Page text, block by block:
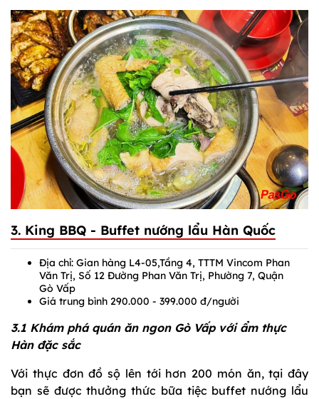
3. King BBQ - Buffet nướng lẩu Hàn Quốc
Địa chỉ: Gian hàng L4-05,Tầng 4, TTTM Vincom Phan
Văn Trị, Số 12 Đường Phan Văn Trị, Phường 7, Quận
Gò Vấp
Giá trung bình 290.000 - 399.000 đ/người
3.1 Khám phá quán ăn ngon Gò Vấp với ẩm thực
Hàn đặc sắc
Với thực đơn đồ sộ lên tới hơn 200 món ăn, tại đây
bạn sẽ được thưởng thức bữa tiệc buffet nướng lẩu